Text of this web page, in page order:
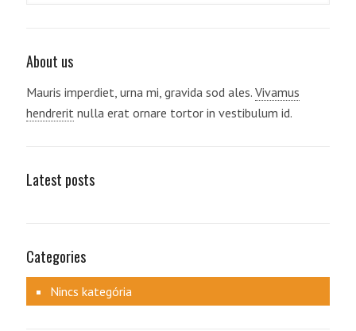
About us
Mauris imperdiet, urna mi, gravida sod ales. Vivamus
hendrerit nulla erat ornare tortor in vestibulum id.
Latest posts
Categories
Nincs kategória